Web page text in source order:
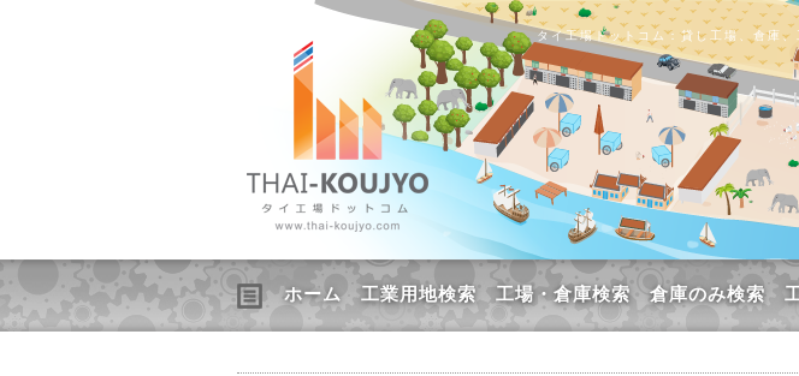
タイ工場ドットコム：貸し工場、倉庫
ホーム 工業用地検索 工場・倉庫検索 倉庫のみ検索